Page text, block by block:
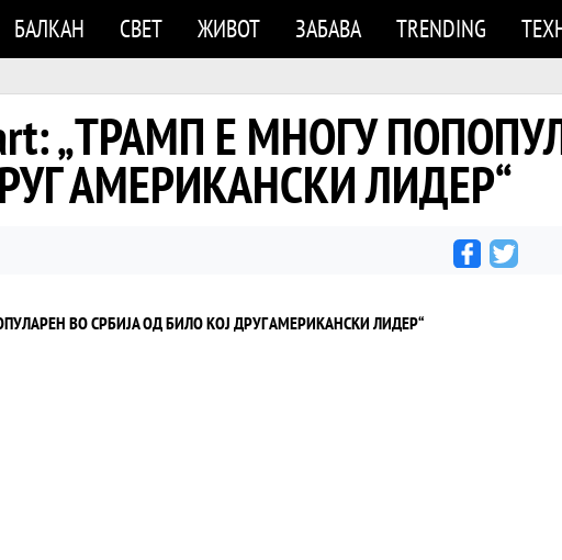
БАЛКАН СВЕТ ЖИВОТ ЗАБАВА TRENDING
„ТРАМП Е МНОГУ
АМЕРИКАНСКИ ЛИДЕР“